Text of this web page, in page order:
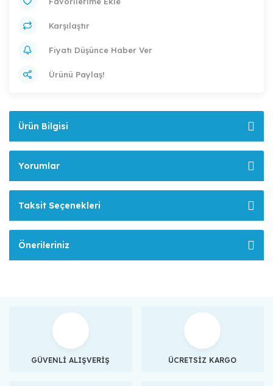
Karşılaştır
Fiyatı Düşünce Haber Ver
Ürünü Paylaş!
Ürün Bilgisi
Yorumlar
Taksit Seçenekleri
Önerileriniz
GÜVENLİ ALIŞVERİŞ ÜCRETSİZ KARGO